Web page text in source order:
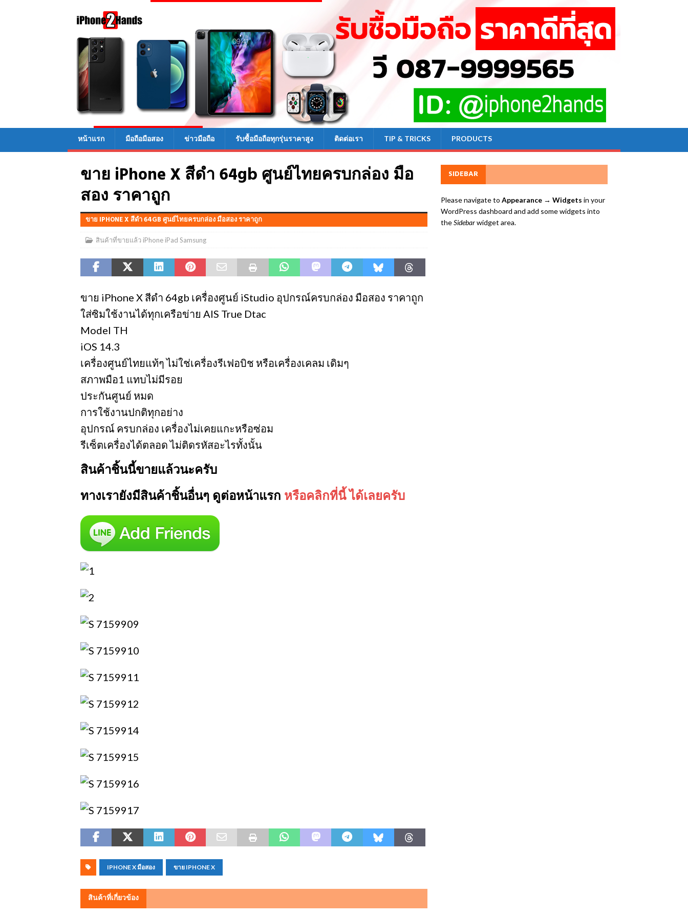
หน้าแรก มือถือมือสอง ข่าวมือถือ รับซื้อมือถือทุกรุ่นราคาสูง ติดต่อเรา TIP & TRICKS PRODUCTS
ขาย iPhone X สีดำ 64gb ศูนย์ไทยครบกล่อง มือ
สอง ราคาถูก
ขาย IPHONE X สีดำ 64GB ศูนย์ไทยครบกล่อง มือสอง ราคาถูก
สินค้าที่ขายแล้ว iPhone iPad Samsung
ขาย iPhone X สีดำ 64gb เครื่องศูนย์ iStudio อุปกรณ์ครบกล่อง มือสอง ราคาถูก
ใส่ซิมใช้งานได้ทุกเครือข่าย AIS True Dtac
Model TH
iOS 14.3
เครื่องศูนย์ไทยแท้ๆ ไม่ใช่เครื่องรีเฟอบิช หรือเครื่องเคลม เดิมๆ
สภาพมือ1 แทบไม่มีรอย
ประกันศูนย์ หมด
การใช้งานปกติทุกอย่าง
อุปกรณ์ ครบกล่อง เครื่องไม่เคยแกะหรือซ่อม
รีเซ็ตเครื่องได้ตลอด ไม่ติดรหัสอะไรทั้งนั้น
สินค้าชิ้นนี้ขายแล้วนะครับ
ทางเรายังมีสินค้าชิ้นอื่นๆ ดูต่อหน้าแรก หรือคลิกที่นี้ ได้เลยครับ
IPHONE X มือสอง ขาย IPHONE X
สินค้าที่เกี่ยวข้อง
SIDEBAR
Please navigate to Appearance → Widgets in your
WordPress dashboard and add some widgets into
theSidebarwidget area.